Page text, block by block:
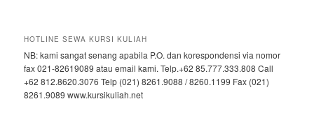
HOTLINE SEWA KURSI KULIAH
NB: kami sangat senang apabila P.O. dan korespondensi via nomor
fax 021-82619089 atau email kami. Telp.+62 85.777.333.808 Call
+62 812.8620.3076 Telp (021) 8261.9088 / 8260.1199 Fax (021)
8261.9089 www.kursikuliah.net